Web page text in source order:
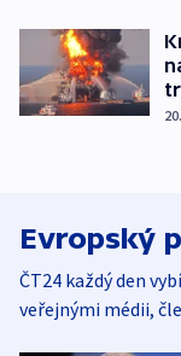
Evropský
ČT24 každý den
veřejnými médii,